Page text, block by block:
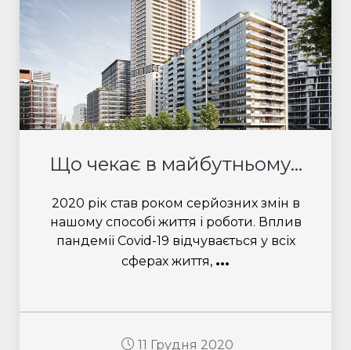
Що чекає в майбутньому...
2020 рік став роком серйозних змін в
нашому способі життя і роботи. Вплив
пандемії Covid-19 відчувається у всіх
сферах життя, ...
11 Грудня 2020